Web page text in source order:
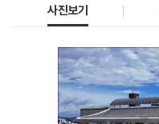
사진보기